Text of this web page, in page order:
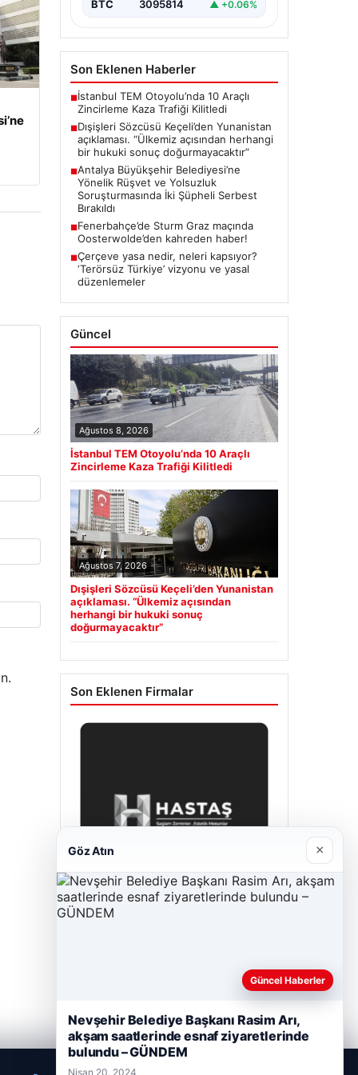
BTC 3095814 ▲ +0.06%
Son Eklenen Haberler
■İstanbul TEM Otoyolu’nda 10 Araçlı
Zincirleme Kaza Trafiği Kilitledi
■Dışişleri Sözcüsü Keçeli’den Yunanistan
açıklaması. “Ülkemiz açısından herhangi
bir hukuki sonuç doğurmayacaktır”
■Antalya Büyükşehir Belediyesi’ne
Yönelik Rüşvet ve Yolsuzluk
Soruşturmasında İki Şüpheli Serbest
Bırakıldı
■Fenerbahçe’de Sturm Graz maçında
Oosterwolde’den kahreden haber!
■Çerçeve yasa nedir, neleri kapsıyor?
‘Terörsüz Türkiye’ vizyonu ve yasal
düzenlemeler
Güncel
Ağustos 8, 2026
İstanbul TEM Otoyolu’nda 10 Araçlı
Zincirleme Kaza Trafiği Kilitledi
Ağustos 7, 2026
Dışişleri Sözcüsü Keçeli’den Yunanistan
açıklaması. “Ülkemiz açısından
herhangi bir hukuki sonuç
doğurmayacaktır”
Son Eklenen Firmalar
Göz Atın ×
Güncel Haberler
Nevşehir Belediye Başkanı Rasim Arı,
akşam saatlerinde esnaf ziyaretlerinde
bulundu – GÜNDEM
Nisan 20, 2024